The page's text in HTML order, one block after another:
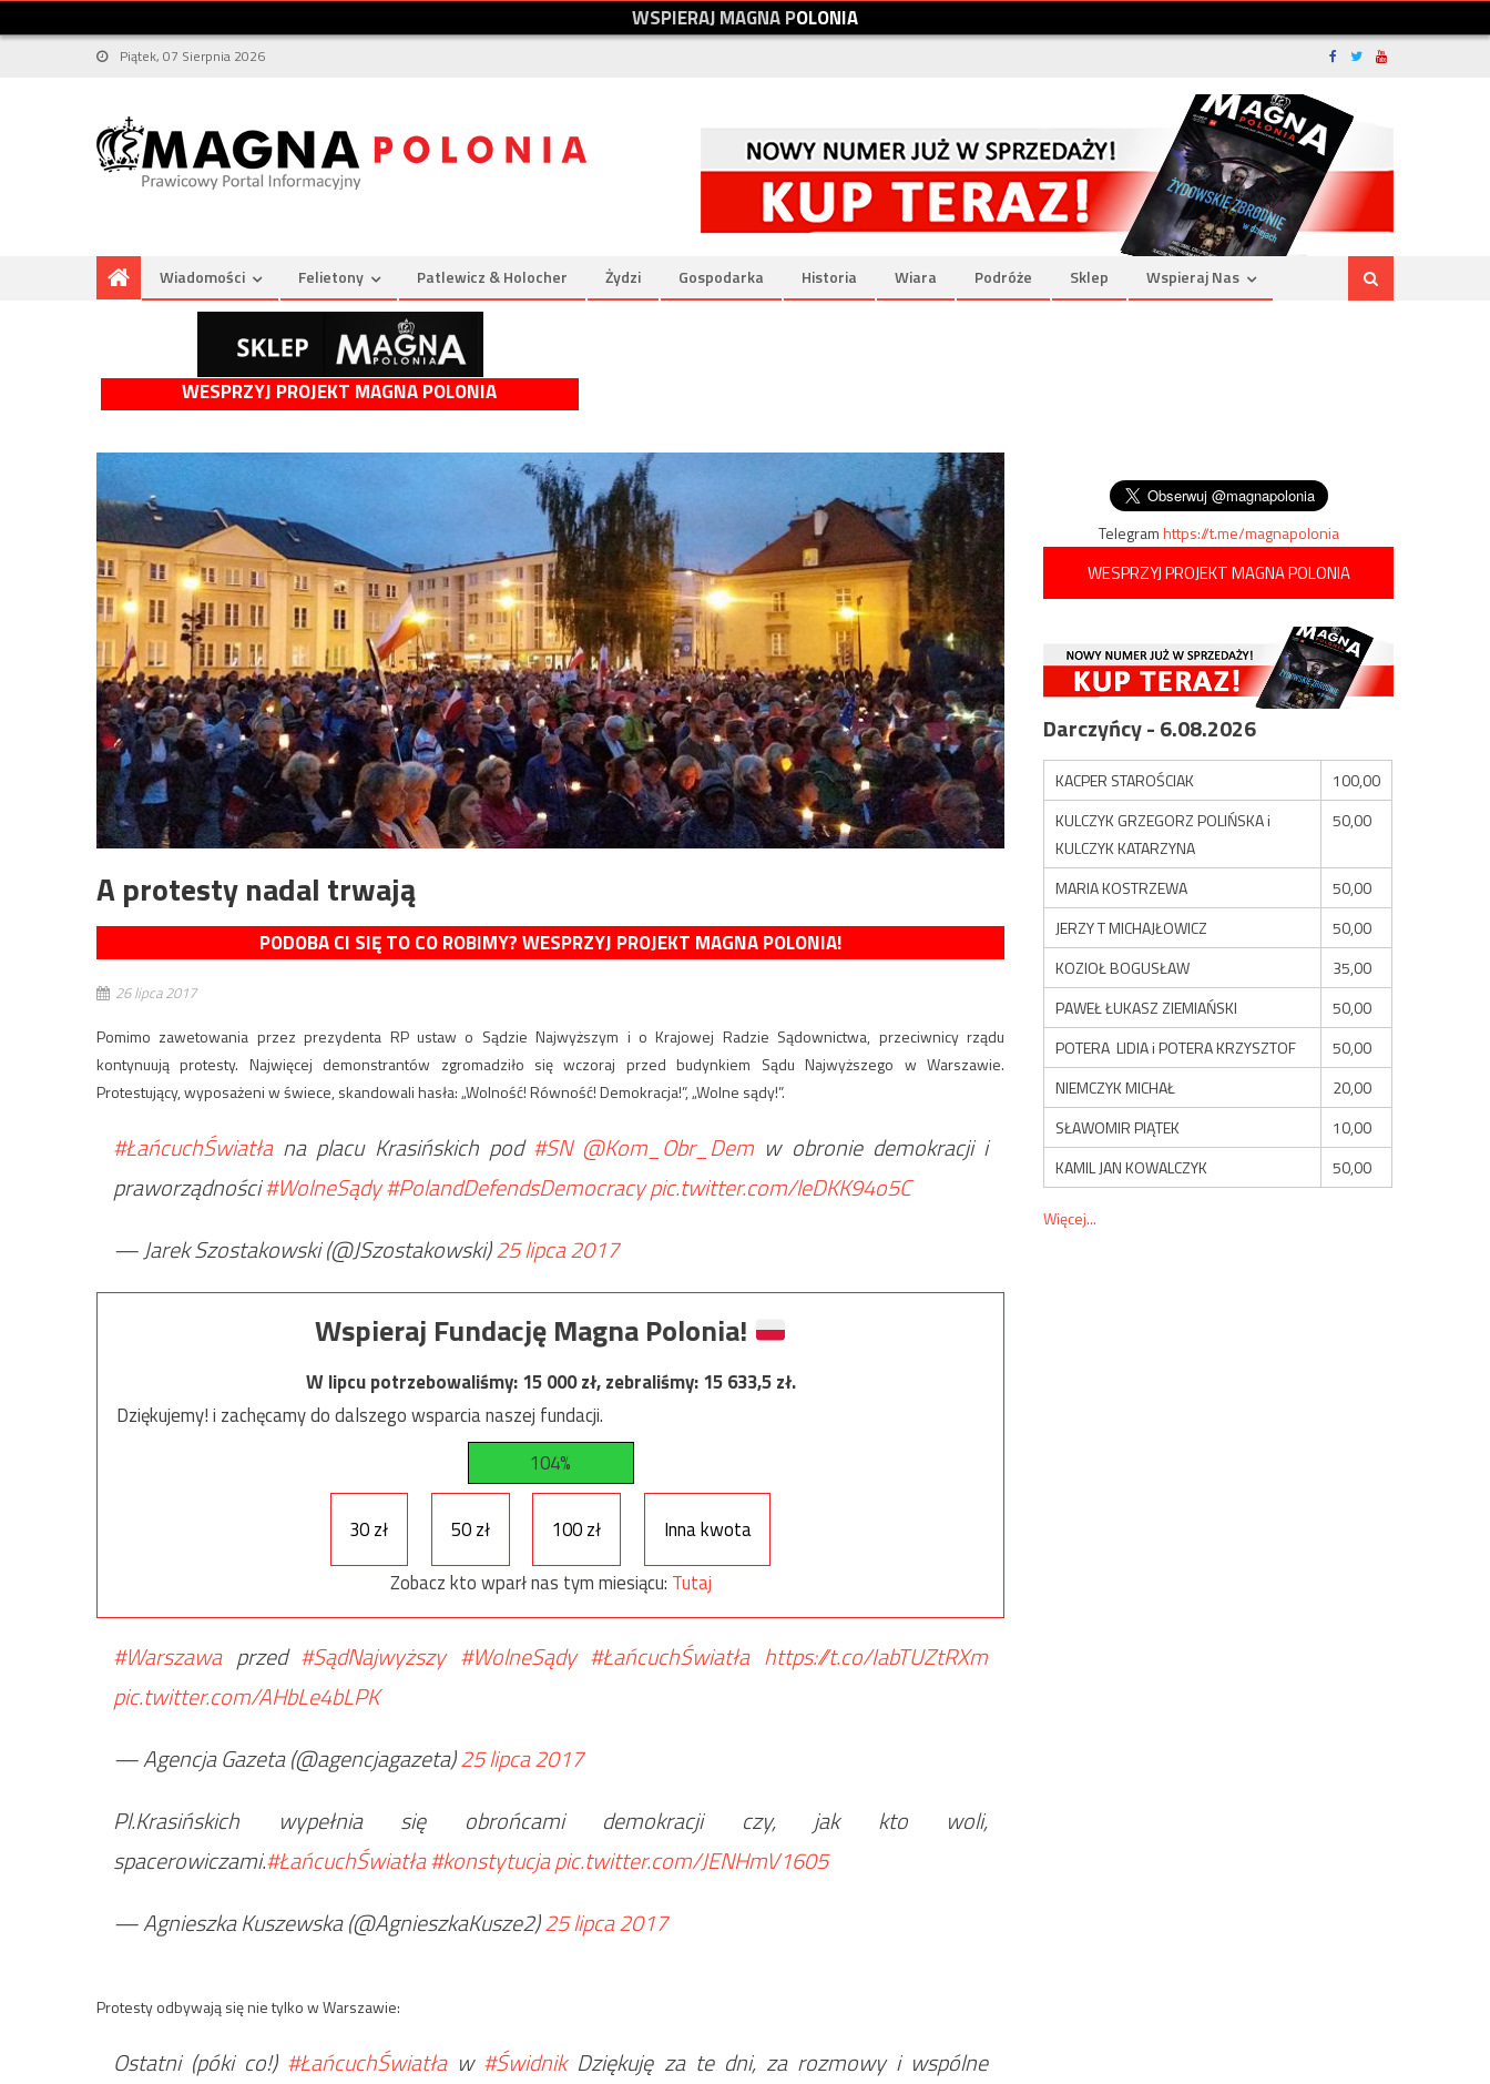
WSPIERAJMAGNAPOLONIA
Piątek, 07 Sierpnia 2026
Wiadomości Felietony Patlewicz & Holocher Żydzi Gospodarka Historia Wiara Podróże Sklep Wspieraj Nas
WESPRZYJ PROJEKT MAGNA POLONIA
A protesty nadal trwają
PODOBA CI SIĘ TO CO ROBIMY? WESPRZYJ PROJEKT MAGNA POLONIA!
26 lipca 2017
Pomimo zawetowania przez prezydenta RP ustaw o Sądzie Najwyższym i o Krajowej Radzie Sądownictwa, przeciwnicy rządu
kontynuują protesty. Najwięcej demonstrantów zgromadziło się wczoraj przed budynkiem Sądu Najwyższego w Warszawie.
Protestujący, wyposażeni w świece, skandowali hasła: „Wolność! Równość! Demokracja!”, „Wolne sądy!”.
#ŁańcuchŚwiatłana placu Krasińskich pod #SN @Kom_Obr_Dem w obronie demokracji i
praworządności#WolneSądy#PolandDefendsDemocracypic.twitter.com/leDKK94o5C
— Jarek Szostakowski (@JSzostakowski)25 lipca 2017
Wspieraj Fundację Magna Polonia!
W lipcu potrzebowaliśmy:15 000zł, zebraliśmy:15 633,5zł.
Dziękujemy! i zachęcamy do dalszego wsparcia naszej fundacji.
104%
30 zł 50 zł 100 zł
Inna kwota
Zobacz kto wparł nas tym miesiącu: Tutaj
#Warszawaprzed #SądNajwyższy #WolneSądy #ŁańcuchŚwiatła https://t.co/IabTUZtRXm
pic.twitter.com/AHbLe4bLPK
— Agencja Gazeta (@agencjagazeta)25 lipca 2017
Pl.Krasińskich wypełnia się obrońcami demokracji czy, jak kto woli,
spacerowiczami.#ŁańcuchŚwiatła#konstytucjapic.twitter.com/JENHmV1605
— Agnieszka Kuszewska (@AgnieszkaKusze2)25 lipca 2017
Protesty odbywają się nie tylko w Warszawie:
Ostatni (póki co!) #ŁańcuchŚwiatław #ŚwidnikDziękuję za te dni, za rozmowy i wspólne
Telegramhttps://t.me/magnapolonia
WESPRZYJ PROJEKT MAGNA POLONIA
Darczyńcy - 6.08.2026
KACPER STAROŚCIAK
100,00
KULCZYK GRZEGORZ POLIŃSKA i
KULCZYK KATARZYNA
50,00
MARIA KOSTRZEWA
50,00
JERZY T MICHAJŁOWICZ
50,00
KOZIOŁ BOGUSŁAW
35,00
PAWEŁ ŁUKASZ ZIEMIAŃSKI
50,00
POTERA LIDIA i POTERA KRZYSZTOF
50,00
NIEMCZYK MICHAŁ
20,00
SŁAWOMIR PIĄTEK
10,00
KAMIL JAN KOWALCZYK
50,00
Więcej...